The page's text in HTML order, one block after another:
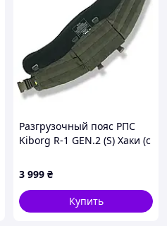
Разгрузочный пояс РПС
Kiborg R-1 GEN.2 (S) Хаки (с
3 999 ₴
Купить